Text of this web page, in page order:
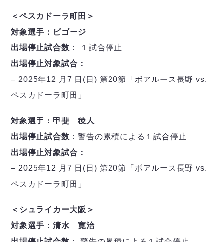
ペスカドーラ町田
湘南ベルマーレ
ボアルース長野
名古屋オーシャンズ
シュライカー大阪
ボルクバレット北九州
バサジィ大分
選手の通算記録（Ｆ２）
ヴォスクオーレ仙台
マルバ水戸FC
リガーレヴィア葛飾
Y．S．C．C．横浜
ヴィンセドール白山
デウソン神戸
FOLLOW US!
＜ペスカドーラ町田＞
対象選手：ビゴージ
出場停止試合数：
１試合停止
出場停止対象試合：
– 2025年12 月7 日(日) 第20節「ボアルース長野 vs.
ペスカドーラ町田」
対象選手：甲斐 稜人
出場停止試合数：警告の累積による１試合停止
出場停止対象試合：
– 2025年12 月7 日(日) 第20節「ボアルース長野 vs.
ペスカドーラ町田」
＜シュライカー大阪＞
対象選手：清水 寛治